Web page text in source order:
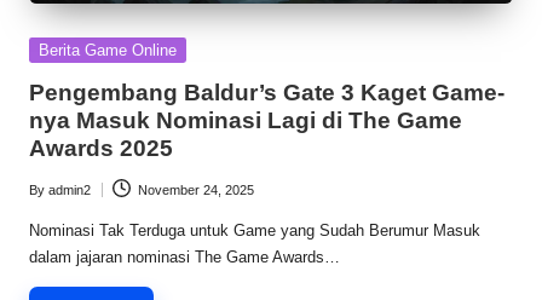
Posted
Berita Game Online
Pengembang Baldur’s Gate 3 Kaget Game-
nya Masuk Nominasi Lagi di The Game
Awards 2025
Posted
by
By admin2 November 24, 2025
Nominasi Tak Terduga untuk Game yang Sudah Berumur Masuk
dalam jajaran nominasi The Game Awards…